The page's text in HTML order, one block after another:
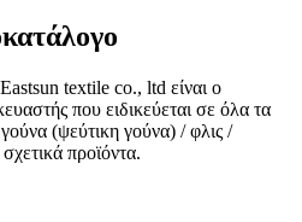
textile co., ltd είναι ο
που ειδικεύεται σε όλα τα
(ψεύτικη γούνα) / φλις /
προϊόντα.